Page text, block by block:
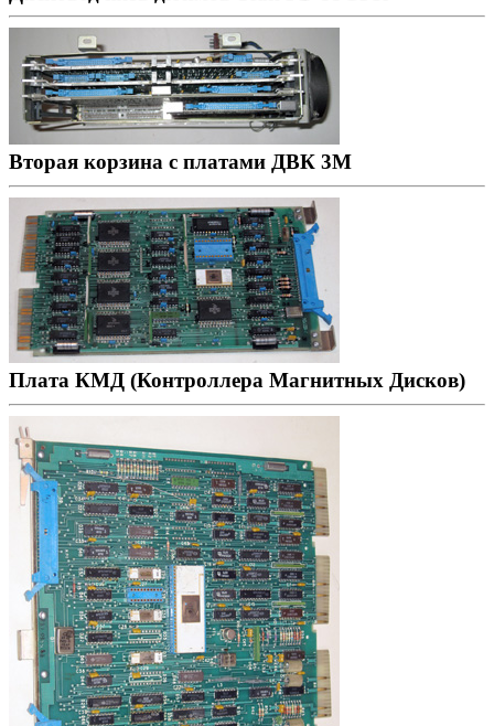
Вторая корзина с платами ДВК 3М
Плата КМД (Контроллера Магнитных Дисков)